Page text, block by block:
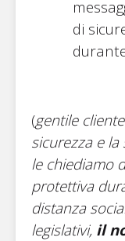
di
(gentile
sicurezza e
le chiediamo
protettiva
distanza
legislativi, il